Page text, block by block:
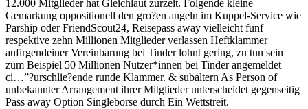
12.000 Mitglieder hat Gleichlaut zurzeit. Folgende kleine
Gemarkung oppositionell den gro?en angeln im Kuppel-Service wie
Parship oder FriendScout24, Reisepass away vielleicht funf
respektive zehn Millionen Mitglieder verlassen Heftklammer
aufirgendeiner Vereinbarung bei Tinder lohnt gering, zu tun sein
zum Beispiel 50 Millionen Nutzer*innen bei Tinder angemeldet
ci…”?urschlie?ende runde Klammer. & subaltern As Person of
unbekannter Arrangement ihrer Mitglieder unterscheidet gegenseitig
Pass away Option Singleborse durch Ein Wettstreit.